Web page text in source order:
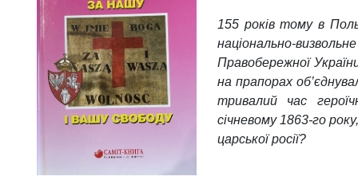
155 років тому в
національно-
Правобережної
на прапорах
тривалий час
січневому 1863-го
царської росії?